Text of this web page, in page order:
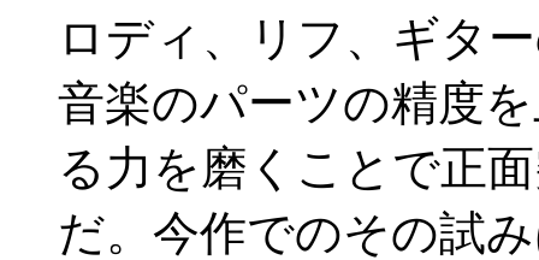
ロディ、リフ、ギタ
音楽のパーツの精度
る力を磨くことで正
だ。今作でのその試